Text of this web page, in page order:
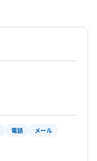
電話
メール